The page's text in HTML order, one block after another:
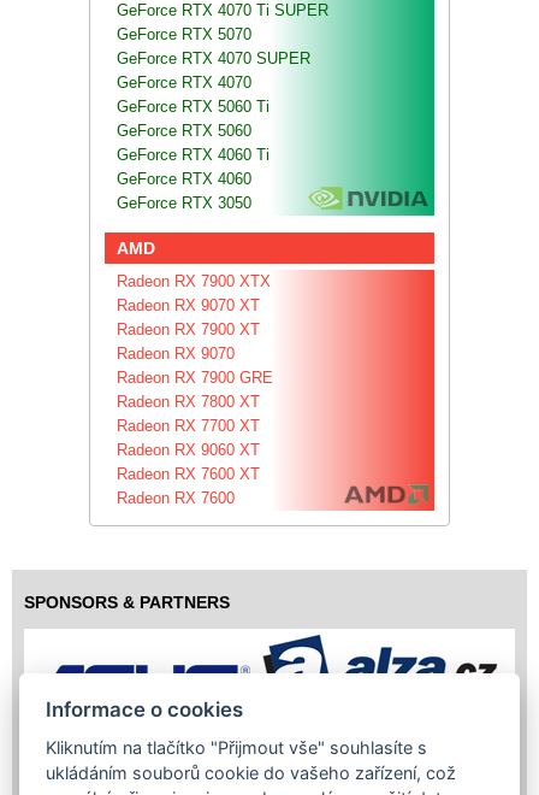
GeForce RTX 4070 Ti SUPER
GeForce RTX 5070
GeForce RTX 4070 SUPER
GeForce RTX 4070
GeForce RTX 5060 Ti
GeForce RTX 5060
GeForce RTX 4060 Ti
GeForce RTX 4060
GeForce RTX 3050
AMD
Radeon RX 7900 XTX
Radeon RX 9070 XT
Radeon RX 7900 XT
Radeon RX 9070
Radeon RX 7900 GRE
Radeon RX 7800 XT
Radeon RX 7700 XT
Radeon RX 9060 XT
Radeon RX 7600 XT
Radeon RX 7600
SPONSORS & PARTNERS
Informace o cookies
Kliknutím na tlačítko "Přijmout vše" souhlasíte s
ukládáním souborů cookie do vašeho zařízení, což